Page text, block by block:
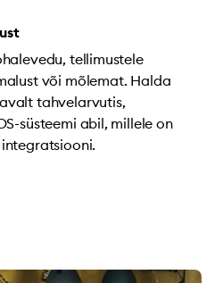
tellimustele
või mõlemat. Halda
tahvelarvutis,
süsteemi abil, millele on